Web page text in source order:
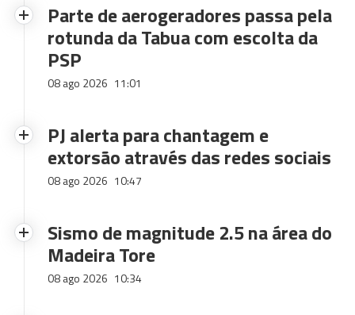
Parte de aerogeradores passa pela
rotunda da Tabua com escolta da
PSP
08 ago 2026 11:01
PJ alerta para chantagem e
extorsão através das redes sociais
08 ago 2026 10:47
Sismo de magnitude 2.5 na área do
Madeira Tore
08 ago 2026 10:34